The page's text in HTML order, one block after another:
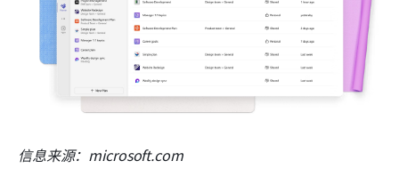
信息来源：microsoft.com